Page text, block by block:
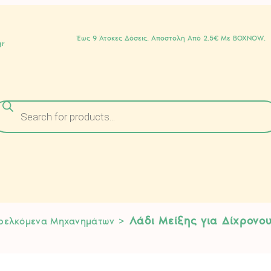
Έως 9 Άτοκες Δόσεις. Αποστολή Από 2.5€ Με BOXNOW.
Μηχανημάτων > Λάδι Μείξης για